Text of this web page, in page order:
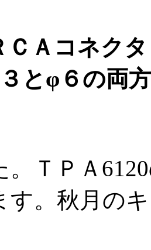
Ａコネク
とφ６の両
。ＴＰＡ
す。秋月の